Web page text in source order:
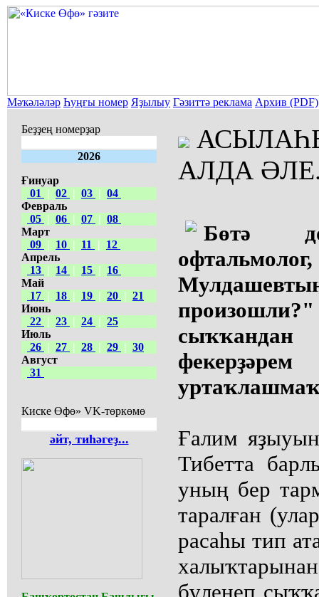
Мәҡәләләр Һуңғы номер Яҙылыу Гәзиттә реклама Архив (PDF)
Беҙҙең номерҙар
2026
Ғинуар
01
| 02 | 03 | 04
Февраль
05 | 06 | 07 | 08
Март
09 | 10 | 11 |
12
Апрель
13 | 14 | 15 |
16
Май
17 | 18 | 19 | 20 | 21
Июнь
22 | 23 | 24 | 25
Июль
26 | 27 | 28 | 29 | 30
Август
31
Киске Өфө» VK-төркөмө
әйт, тиһәгеҙ...
АЛДА
Бөтә
Ғалим
Тибетта
уның бер
таралған
расаһы тип
бүленеп